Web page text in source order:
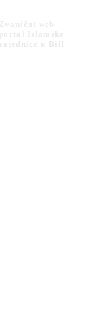
Zvanični web-
portal Islamske
zajednice u BiH